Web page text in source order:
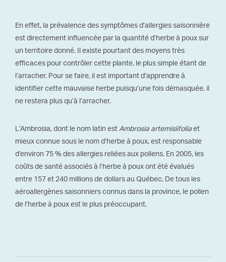
En effet, la prévalence des symptômes d’allergies saisonnière
est directement influencée par la quantité d’herbe à poux sur
un territoire donné. Il existe pourtant des moyens très
efficaces pour contrôler cette plante, le plus simple étant de
l’arracher. Pour se faire, il est important d’apprendre à
identifier cette mauvaise herbe puisqu’une fois démasquée, il
ne restera plus qu’à l’arracher.
L’Ambrosia, dont le nom latin estAmbrosia artemisiifoliaet
mieux connue sous le nom d’herbe à poux, est responsable
d’environ 75 % des allergies reliées aux pollens. En 2005, les
coûts de santé associés à l’herbe à poux ont été évalués
entre 157 et 240 millions de dollars au Québec. De tous les
aéroallergènes saisonniers connus dans la province, le pollen
de l’herbe à poux est le plus préoccupant.